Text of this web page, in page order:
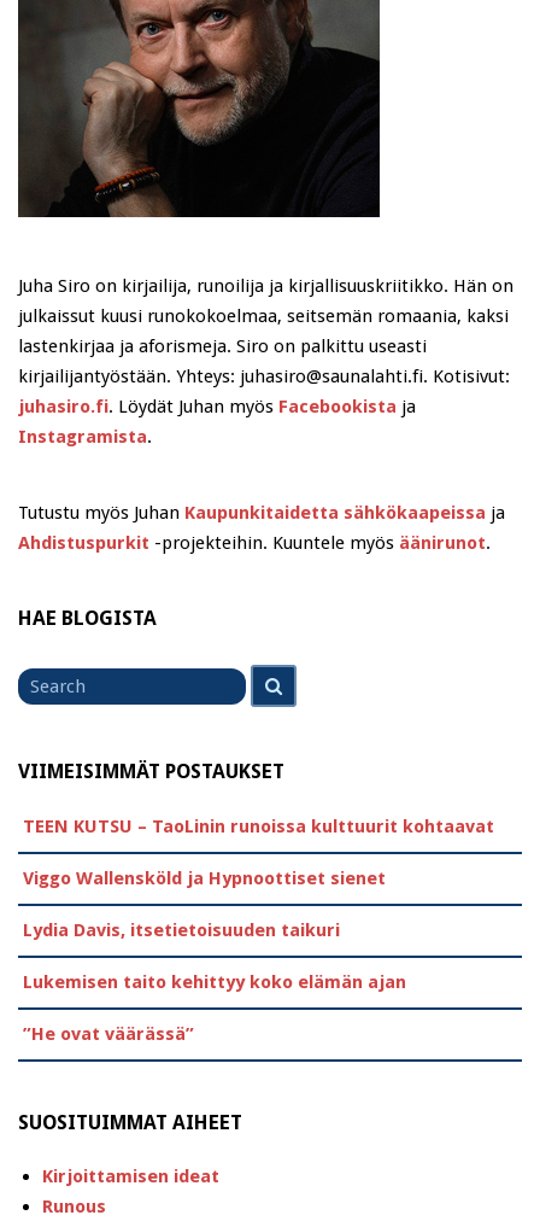
Juha Siro on kirjailija, runoilija ja kirjallisuuskriitikko. Hän on
julkaissut kuusi runokokoelmaa, seitsemän romaania, kaksi
lastenkirjaa ja aforismeja. Siro on palkittu useasti
kirjailijantyöstään. Yhteys: juhasiro@saunalahti.fi. Kotisivut:
juhasiro.fi. Löydät Juhan myös Facebookista ja
Instagramista.
Tutustu myös Juhan Kaupunkitaidetta sähkökaapeissa ja
Ahdistuspurkit -projekteihin. Kuuntele myös äänirunot.
HAE BLOGISTA
Search
for
VIIMEISIMMÄT POSTAUKSET
TEEN KUTSU – TaoLinin runoissa kulttuurit kohtaavat
Viggo Wallensköld ja Hypnoottiset sienet
Lydia Davis, itsetietoisuuden taikuri
Lukemisen taito kehittyy koko elämän ajan
”He ovat väärässä”
SUOSITUIMMAT AIHEET
Kirjoittamisen ideat
Runous